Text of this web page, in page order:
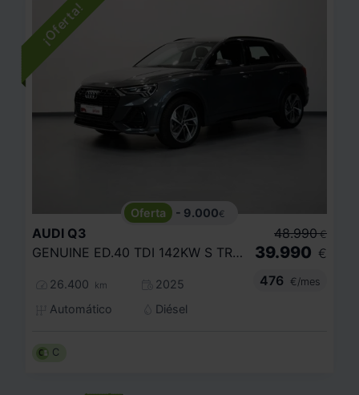
- 9.000€
AUDI Q3
GENUINE ED.40 TDI 142KW S TRONIC QUATTRO
26.400 km
2025
Automático
Diésel
48.990 €
39.990 €
476
€/mes
C